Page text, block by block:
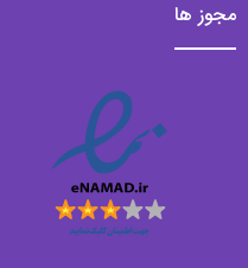
مجوز ها